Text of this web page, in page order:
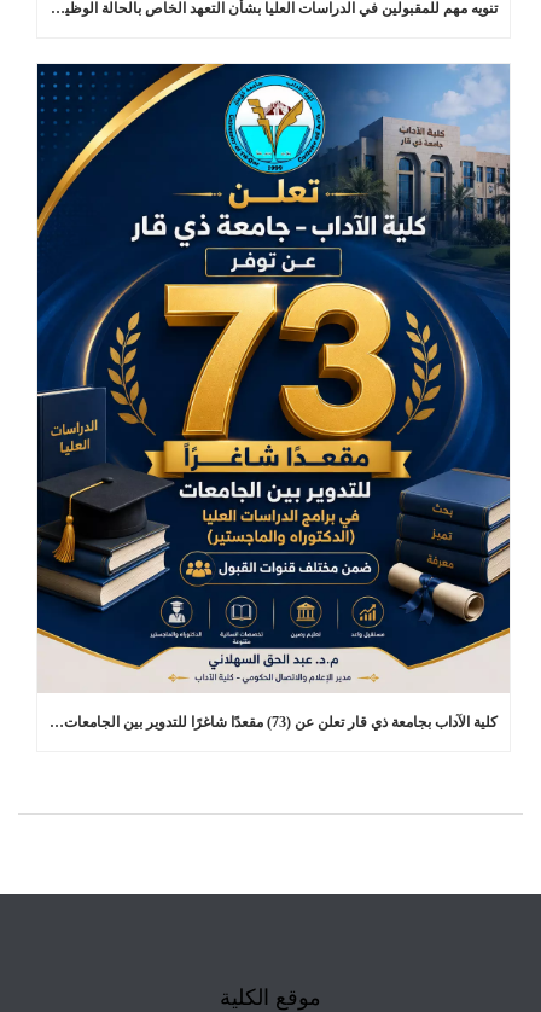
تنويه مهم للمقبولين في الدراسات العليا بشأن التعهد الخاص بالحالة الوظيفية
كلية الآداب بجامعة ذي قار تعلن عن (73) مقعدًا شاغرًا للتدوير بين الجامعات في برامج الدراسات العليا
موقع الكلية